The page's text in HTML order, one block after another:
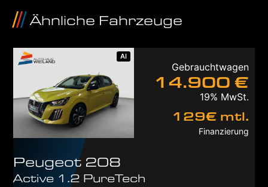
Ähnliche Fahrzeuge
AI
Gebrauchtwagen
14.900 €
19% MwSt.
129€ mtl.
Finanzierung
Peugeot 208
Active 1.2 PureTech